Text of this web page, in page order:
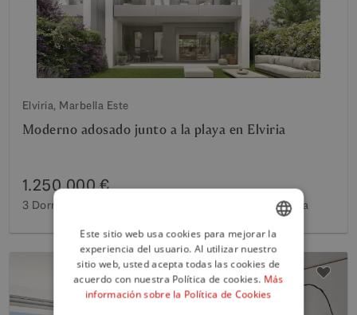
Elviria, Marbella Este
Moderno adosado junto a la playa en Elviria
1.250.000 €
3 Dorms Parcela
ENGLISH
SPANISH
Este sitio web usa cookies para mejorar la
experiencia del usuario. Al utilizar nuestro
sitio web, usted acepta todas las cookies de
acuerdo con nuestra Política de cookies. Más
información sobre la Política de Cookies